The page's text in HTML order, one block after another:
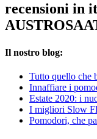
recensioni in
Il nostro blog:
Tutto quello che
Innaffiare i
Estate 2020: i
I migliori Slow
Pomodori, che